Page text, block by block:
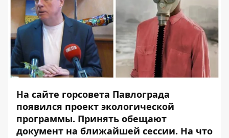
На сайте горсовета Павлограда
появился проект экологической
программы. Принять обещают
документ на ближайшей сессии. На что